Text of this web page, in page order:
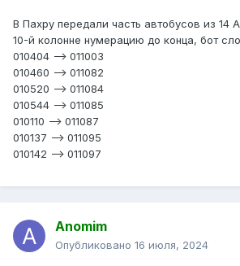
В Пахру передали часть автобусов из 14
10-й колонне нумерацию до конца, бот
010404 —> 011003
010460 —> 011082
010520 —> 011084
010544 —> 011085
010110 —> 011087
010137 —> 011095
010142 —> 011097
Anomim
Опубликовано 16 июля, 2024